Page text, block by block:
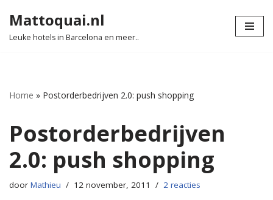
Ga
Mattoquai.nl
Leuke hotels in Barcelona en meer..
Home » Postorderbedrijven 2.0: push shopping
Postorderbedrijven
2.0: push shopping
door Mathieu 12 november, 2011 2 reacties